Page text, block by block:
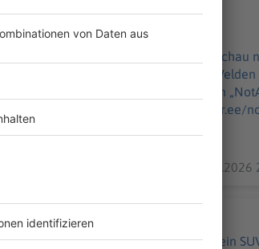
auf die neueste Apotheken Umschau
Stuttgart. Und Prost auf 175 Folgen
Mail an: hallo@podever.de
in der Doppelhaushälfte. Und ein